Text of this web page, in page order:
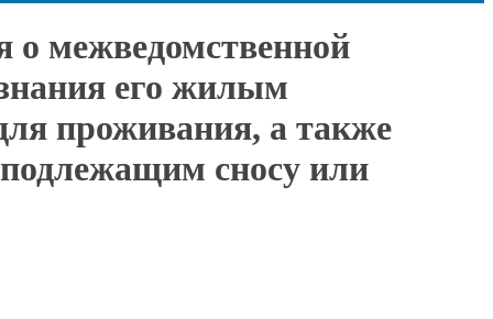
о межведомственной
его жилым
проживания, а также
сносу или